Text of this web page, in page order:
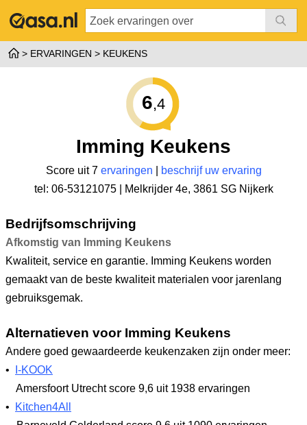
ERVARINGEN KEUKENS
6,4
Imming Keukens
Score uit 7 ervaringen
beschrijf uw ervaring
tel: 06-53121075 |
Melkrijder 4e, 3861 SG Nijkerk
Bedrijfsomschrijving
Afkomstig van Imming Keukens
Kwaliteit, service en garantie. Imming Keukens worden
gemaakt van de beste kwaliteit materialen voor jarenlang
gebruiksgemak.
Alternatieven voor Imming Keukens
Andere goed gewaardeerde keukenzaken zijn onder meer:
•
I-KOOK
Amersfoort Utrechtscore 9,6 uit 1938 ervaringen
•
Kitchen4All